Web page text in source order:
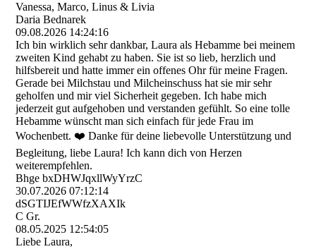
Vanessa, Marco, Linus & Livia
Daria Bednarek
09.08.2026 14:24:16
Ich bin wirklich sehr dankbar, Laura als Hebamme bei meinem
zweiten Kind gehabt zu haben. Sie ist so lieb, herzlich und
hilfsbereit und hatte immer ein offenes Ohr für meine Fragen.
Gerade bei Milchstau und Milcheinschuss hat sie mir sehr
geholfen und mir viel Sicherheit gegeben. Ich habe mich
jederzeit gut aufgehoben und verstanden gefühlt. So eine tolle
Hebamme wünscht man sich einfach für jede Frau im
Wochenbett. ❤️ Danke für deine liebevolle Unterstützung und
Begleitung, liebe Laura! Ich kann dich von Herzen
weiterempfehlen.
Bhge bxDHWJqxllWyYrzC
30.07.2026 07:12:14
dSGTIJEfWWfzXAXIk
C Gr.
08.05.2025 12:54:05
Liebe Laura,